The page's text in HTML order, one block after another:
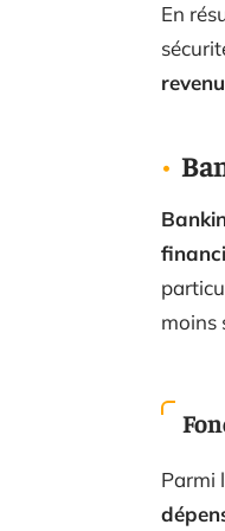
En
moins
Parmi